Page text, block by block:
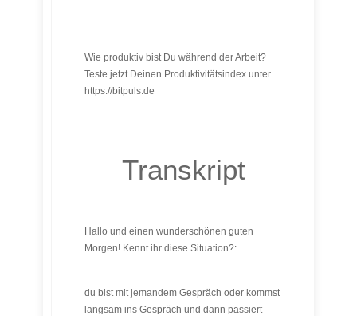
Wie produktiv bist Du während der Arbeit?
Teste jetzt Deinen Produktivitätsindex unter
https://bitpuls.de
Transkript
Hallo und einen wunderschönen guten
Morgen! Kennt ihr diese Situation?:
du bist mit jemandem Gespräch oder kommst
langsam ins Gespräch und dann passiert